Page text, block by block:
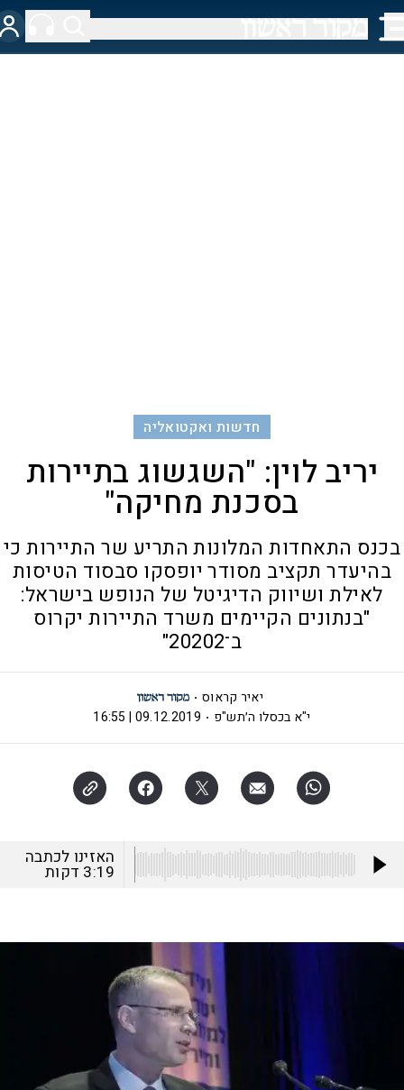
חדשות ואקטואליה
יריב לוין: "השגשוג בתיירות
בסכנת מחיקה"
בכנס התאחדות המלונות התריע שר התיירות כי
בהיעדר תקציב מסודר יופסקו סבסוד הטיסות
לאילת ושיווק הדיגיטל של הנופש בישראל:
"בנתונים הקיימים משרד התיירות יקרוס
ב־20202"
יאיר קראוס
י"א בכסלו ה׳תש"פ
09.12.2019 | 16:55
האזינו לכתבה
3:19 דקות